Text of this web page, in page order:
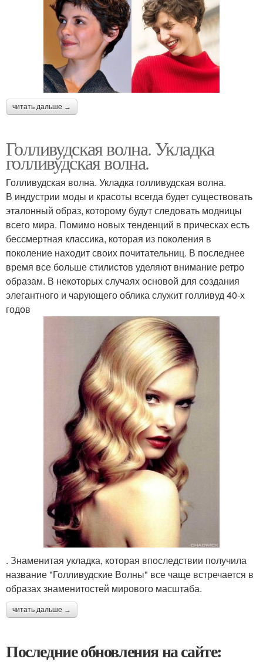
читать дальше →
Голливудская волна. Укладка
голливудская волна.
Голливудская волна. Укладка голливудская волна.
В индустрии моды и красоты всегда будет существовать
эталонный образ, которому будут следовать модницы
всего мира. Помимо новых тенденций в прическах есть
бессмертная классика, которая из поколения в
поколение находит своих почитательниц. В последнее
время все больше стилистов уделяют внимание ретро
образам. В некоторых случаях основой для создания
элегантного и чарующего облика служит голливуд 40-х
годов
. Знаменитая укладка, которая впоследствии получила
название "Голливудские Волны" все чаще встречается в
образах знаменитостей мирового масштаба.
читать дальше →
Последние обновления на сайте: